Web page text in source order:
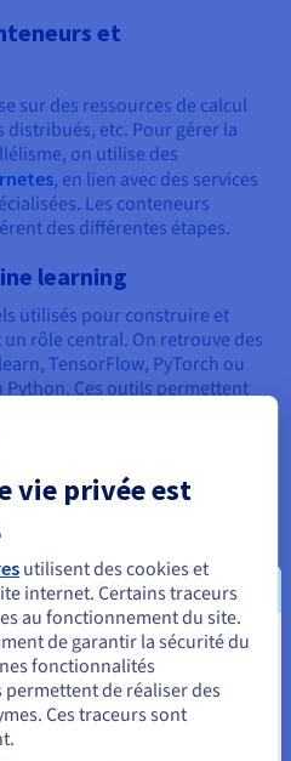
et
sur des ressources de calcul
distribués, etc. Pour gérer la
on utilise des
, en lien avec des services
Les conteneurs
des différentes étapes.
learning
utilisés pour construire et
rôle central. On retrouve des
TensorFlow, PyTorch ou
Python. Ces outils permettent
les performances globales.
pipeline dans
jouent un rôle central dans
la continuité entre le
leur exploitation
les projets d’IA
la reproductibilité et
localisé en États-
le site de votre pays (États-
vie privée est
utilisent des cookies et
internet. Certains traceurs
au fonctionnement du site.
de garantir la sécurité du
fonctionnalités
permettent de réaliser des
Ces traceurs sont